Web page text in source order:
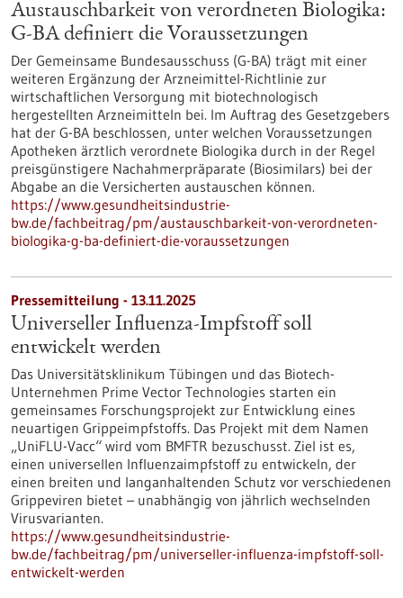
Austauschbarkeit von verordneten Biologika:
G-BA definiert die Voraussetzungen
Der Gemeinsame Bundesausschuss (G-BA) trägt mit einer
weiteren Ergänzung der Arzneimittel-Richtlinie zur
wirtschaftlichen Versorgung mit biotechnologisch
hergestellten Arzneimitteln bei. Im Auftrag des Gesetzgebers
hat der G-BA beschlossen, unter welchen Voraussetzungen
Apotheken ärztlich verordnete Biologika durch in der Regel
preisgünstigere Nachahmerpräparate (Biosimilars) bei der
Abgabe an die Versicherten austauschen können.
https://www.gesundheitsindustrie-
bw.de/fachbeitrag/pm/austauschbarkeit-von-verordneten-
biologika-g-ba-definiert-die-voraussetzungen
Pressemitteilung - 13.11.2025
Universeller Influenza-Impfstoff soll
entwickelt werden
Das Universitätsklinikum Tübingen und das Biotech-
Unternehmen Prime Vector Technologies starten ein
gemeinsames Forschungsprojekt zur Entwicklung eines
neuartigen Grippeimpfstoffs. Das Projekt mit dem Namen
„UniFLU-Vacc“ wird vom BMFTR bezuschusst. Ziel ist es,
einen universellen Influenzaimpfstoff zu entwickeln, der
einen breiten und langanhaltenden Schutz vor verschiedenen
Grippeviren bietet – unabhängig von jährlich wechselnden
Virusvarianten.
https://www.gesundheitsindustrie-
bw.de/fachbeitrag/pm/universeller-influenza-impfstoff-soll-
entwickelt-werden